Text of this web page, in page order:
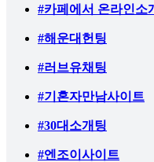
#카페에서 온라인소
#해운대헌팅
#러브유채팅
#기혼자만남사이트
#30대소개팅
#엔조이사이트